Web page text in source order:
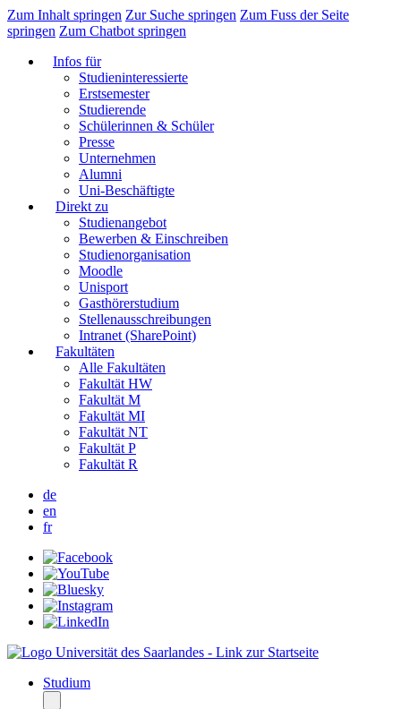
Zum Inhalt springen Zur Suche springen Zum Fuss der Seite
springen Zum Chatbot springen
Infos für
Studieninteressierte
Erstsemester
Studierende
Schülerinnen & Schüler
Presse
Unternehmen
Alumni
Uni-Beschäftigte
Direkt zu
Studienangebot
Bewerben & Einschreiben
Studienorganisation
Moodle
Unisport
Gasthörerstudium
Stellenausschreibungen
Intranet (SharePoint)
Fakultäten
Alle Fakultäten
Fakultät HW
Fakultät M
Fakultät MI
Fakultät NT
Fakultät P
Fakultät R
de
en
fr
Studium